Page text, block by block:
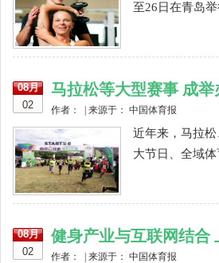
至26日在青岛举
08月
02
马拉松等大型赛事 成
作者： | 来源于： 中国体育报
近年来，马拉
大节日、全域
08月
02
健身产业与互联网结合
作者： | 来源于： 中国体育报